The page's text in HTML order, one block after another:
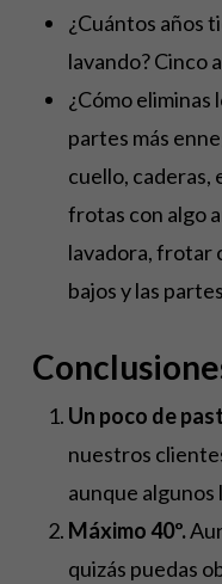
¿Cuántos años
lavando? Cinco
¿Cómo eliminas
partes más
cuello, caderas,
frotas con algo
lavadora, frotar
bajos y las
Un poco de
nuestros
aunque algunos
Máximo 40º.
quizás puedas